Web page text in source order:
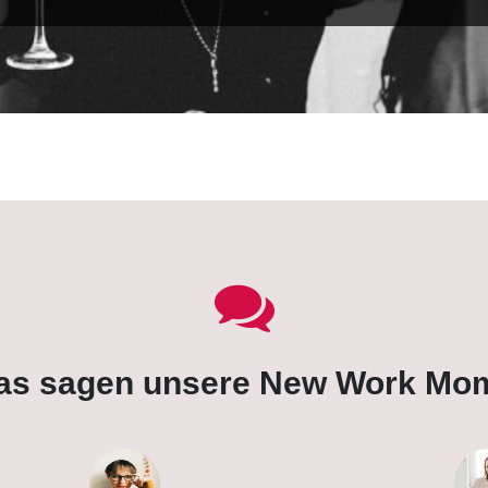
sagen unsere New Work